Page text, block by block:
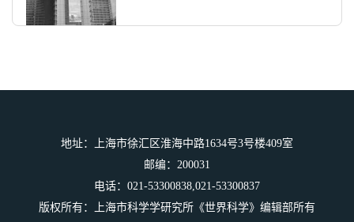
科技立国新加坡
资科学、振兴工业...
地址：上海市徐汇区淮海中路1634号3号楼409室
邮编：200031
电话：021-53300838,021-53300837
版权所有：上海市科学学研究所《世界科学》编辑部所有